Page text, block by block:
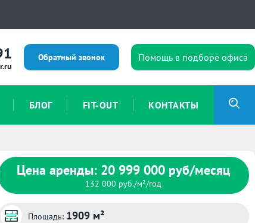
Обратный звонок Помощь в подборе офиса
БЛОГ FIT-OUT КОНТАКТЫ
Цена аренды: 20 999 000 руб/месяц
132 000 руб./м²/год
Площадь: 1909 м²